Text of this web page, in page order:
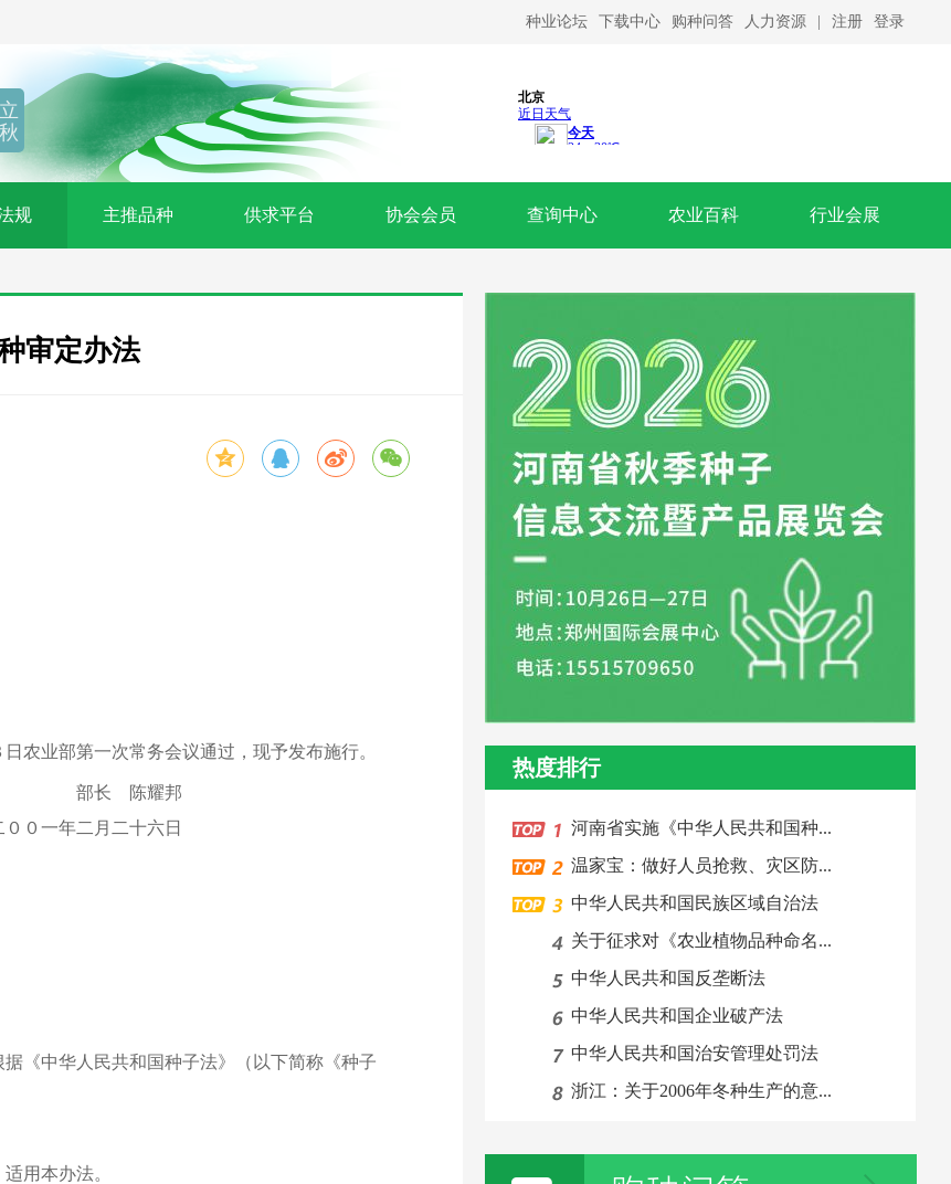
种业论坛 下载中心 购种问答 人力资源 注册 登录
立
秋
规 主推品种 供求平台 协会会员 查询中心 农业百科 行业会展
审定办法
业部第一次常务会议通过，现予发布施行。
邦
十六日
《中华人民共和国种子法》（以下简称《种子
用本办法。
热度排行
河南省实施《中华人民共和国种...
温家宝：做好人员抢救、灾区防...
中华人民共和国民族区域自治法
关于征求对《农业植物品种命名...
中华人民共和国反垄断法
中华人民共和国企业破产法
中华人民共和国治安管理处罚法
浙江：关于2006年冬种生产的意...